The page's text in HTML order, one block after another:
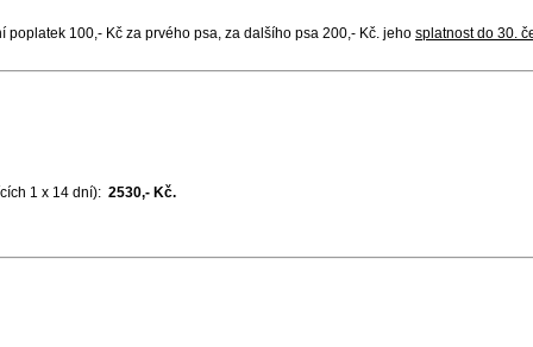
100,- Kč za prvého psa, za dalšího psa 200,- Kč. jeho splatnost do 30.
1 x 14 dní): 2530,- Kč.